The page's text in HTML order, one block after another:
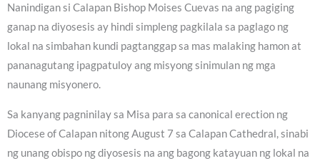
Nanindigan si Calapan Bishop Moises Cuevas na ang pagiging
ganap na diyosesis ay hindi simpleng pagkilala sa paglago ng
lokal na simbahan kundi pagtanggap sa mas malaking hamon at
pananagutang ipagpatuloy ang misyong sinimulan ng mga
naunang misyonero.
Sa kanyang pagninilay sa Misa para sa canonical erection ng
Diocese of Calapan nitong August 7 sa Calapan Cathedral, sinabi
ng unang obispo ng diyosesis na ang bagong katayuan ng lokal na